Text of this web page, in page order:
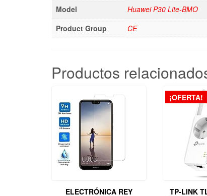
Model
Huawei P30 Lite-BMO
Product Group
CE
Productos
ELECTRÓNICA REY
¡OFERTA!
TP-LINK